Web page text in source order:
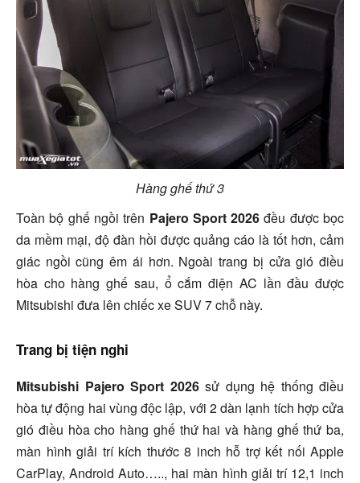
Hàng ghế thứ 3
Toàn bộ ghế ngồi trên Pajero Sport 2026 đều được bọc
da mềm mại, độ đàn hồi được quảng cáo là tốt hơn, cảm
giác ngồi cũng êm ái hơn. Ngoài trang bị cửa gió điều
hòa cho hàng ghế sau, ổ cắm điện AC lần đầu được
Mitsubishi đưa lên chiếc xe SUV 7 chỗ này.
Trang bị tiện nghi
Mitsubishi Pajero Sport 2026sử dụng hệ thống điều
hòa tự động hai vùng độc lập, với 2 dàn lạnh tích hợp cửa
gió điều hòa cho hàng ghế thứ hai và hàng ghế thứ ba,
màn hình giải trí kích thước 8 inch hỗ trợ kết nối Apple
CarPlay, Android Auto….., hai màn hình giải trí 12,1 inch